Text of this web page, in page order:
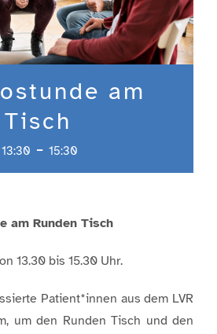
am
- 15:30
am Runden Tisch
13.30 bis 15.30 Uhr.
Patient*innen aus dem LVR
um den Runden Tisch und den